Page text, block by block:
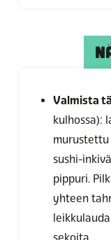
Valmista
kulhossa):
sushi-
pippuri.
yhteen